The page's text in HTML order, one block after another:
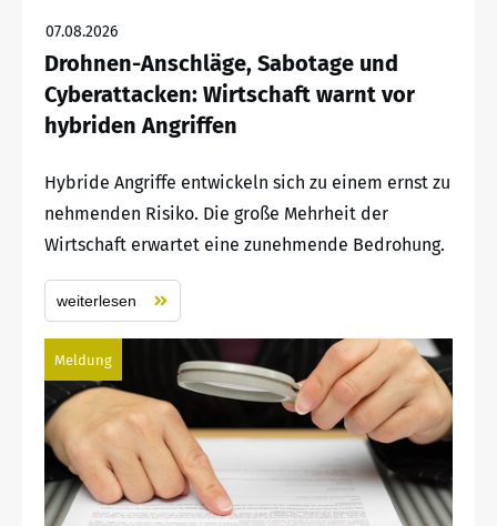
07.08.2026
Drohnen-Anschläge, Sabotage und
Cyberattacken: Wirtschaft warnt vor
hybriden Angriffen
Hybride Angriffe entwickeln sich zu einem ernst zu
nehmenden Risiko. Die große Mehrheit der
Wirtschaft erwartet eine zunehmende Bedrohung.
weiterlesen
Meldung